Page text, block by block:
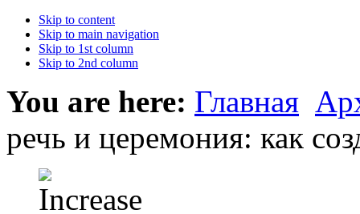
Skip to content
Skip to main navigation
Skip to 1st column
Skip to 2nd column
You are here: Главная
речь и церемония: как